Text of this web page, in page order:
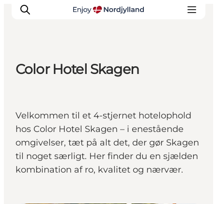
Byer og steder
Guides
Det sker
For børn
Color Hotel Skagen
Velkommen til et 4-stjernet hotelophold
hos Color Hotel Skagen – i enestående
omgivelser, tæt på alt det, der gør Skagen
til noget særligt. Her finder du en sjælden
kombination af ro, kvalitet og nærvær.